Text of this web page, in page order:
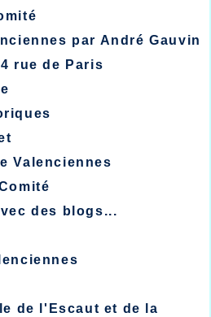
par André Gauvin
rue de Paris
Valenciennes
des blogs...
de l'Escaut et de la